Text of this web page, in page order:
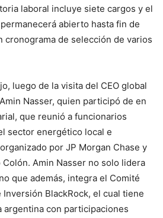
laboral incluye siete cargos y el
abierto hasta fin de
cronograma de selección de varios
luego de la visita del CEO global
Nasser, quien participó de en
que reunió a funcionarios
sector energético local e
por JP Morgan Chase y
Amin Nasser no solo lidera
que además, integra el Comité
BlackRock, el cual tiene
argentina con participaciones